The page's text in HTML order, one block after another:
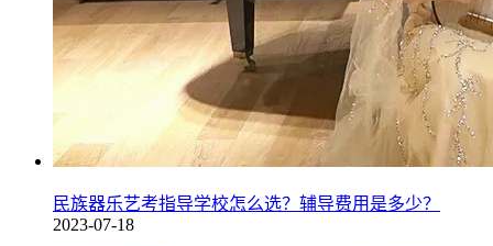
民族器乐艺考指导学校怎么选？辅导费用是多少？
2023-07-18